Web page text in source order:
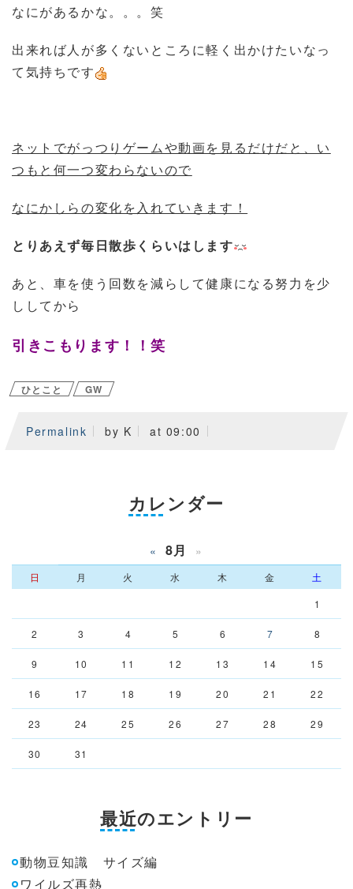
なにがあるかな。。。笑
出来れば人が多くないところに軽く出かけたいなっ
て気持ちです
ネットでがっつりゲームや動画を見るだけだと、い
つもと何一つ変わらないので
なにかしらの変化を入れていきます！
とりあえず毎日散歩くらいはします
あと、車を使う回数を減らして健康になる努力を少
ししてから
引きこもります！！笑
ひとこと GW
Permalink by K at 09:00
カレンダー
« 8月 »
日 月 火 水 木 金
土
1
2 3 4 5 6 7 8
9 10 11 12 13 14 15
16 17 18 19 20 21 22
23 24 25 26 27 28 29
30 31
最近のエントリー
動物豆知識 サイズ編
ワイルズ再熱